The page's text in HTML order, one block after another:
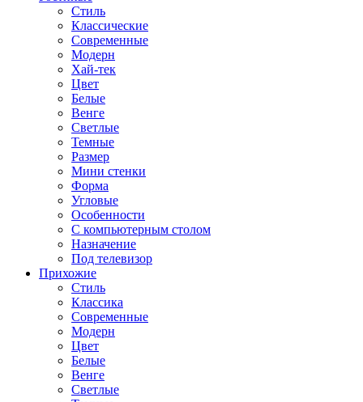
Стиль
Классические
Современные
Модерн
Хай-тек
Цвет
Белые
Венге
Светлые
Темные
Размер
Мини стенки
Форма
Угловые
Особенности
С компьютерным столом
Назначение
Под телевизор
Прихожие
Стиль
Классика
Современные
Модерн
Цвет
Белые
Венге
Светлые